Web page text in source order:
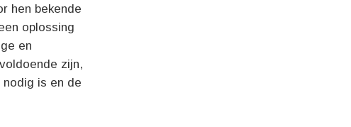
hen bekende
oplossing
en
zijn,
is en de